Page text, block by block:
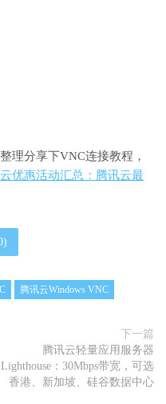
理分享下VNC连接教程，
优惠活动汇总：腾讯云最
)
腾讯云Windows VNC
下一篇
腾讯云轻量应用服务器
Lighthouse：30Mbps带宽，可选
香港、新加坡、硅谷数据中心